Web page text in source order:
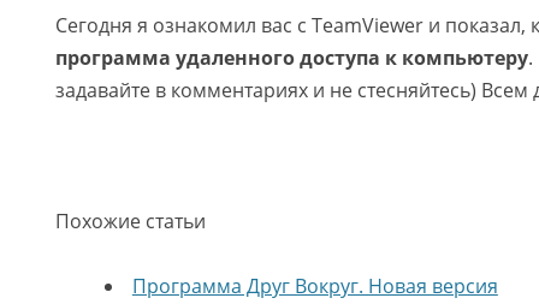
Сегодня я ознакомил вас с TeamViewer и показал,
программа удаленного доступа к компьютеру.
задавайте в комментариях и не стесняйтесь) Всем
Похожие статьи
Программа Друг Вокруг. Новая версия